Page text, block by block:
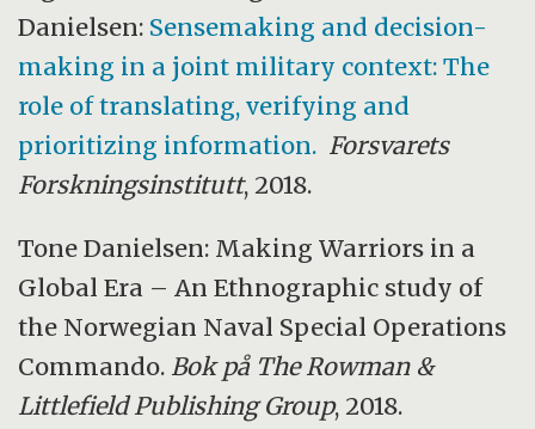
Danielsen: Sensemaking and decision-
making in a joint military context: The
role of translating, verifying and
prioritizing information. Forsvarets
Forskningsinstitutt, 2018.
Tone Danielsen: Making Warriors in a
Global Era – An Ethnographic study of
the Norwegian Naval Special Operations
Commando. Bok på The Rowman &
Littlefield Publishing Group, 2018.